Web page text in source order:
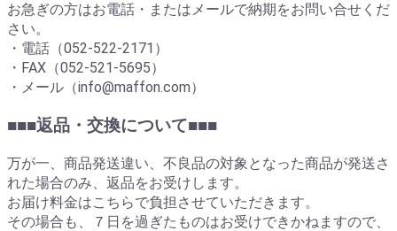
お急ぎの方はお電話・またはメールで納期をお問い合せくだ
さい。
・電話（052-522-2171）
・FAX（052-521-5695）
・メール（info@maffon.com）
■■■返品・交換について■■■
万が一、商品発送違い、不良品の対象となった商品が発送さ
れた場合のみ、返品をお受けします。
お届け料金はこちらで負担させていただきます。
その場合も、７日を過ぎたものはお受けできかねますので、